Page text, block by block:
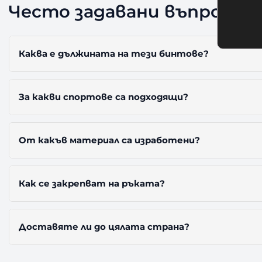
Често задавани въпроси
Каква е дължината на тези бинтове?
За какви спортове са подходящи?
От какъв материал са изработени?
Как се закрепват на ръката?
Доставяте ли до цялата страна?